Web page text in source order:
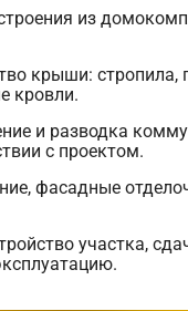
из
крыши: стропила,
кровли.
и разводка
с проектом.
фасадные
участка,